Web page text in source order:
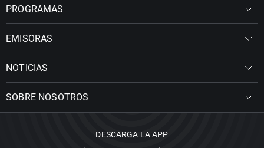
PROGRAMAS
EMISORAS
NOTICIAS
SOBRE NOSOTROS
DESCARGA LA APP